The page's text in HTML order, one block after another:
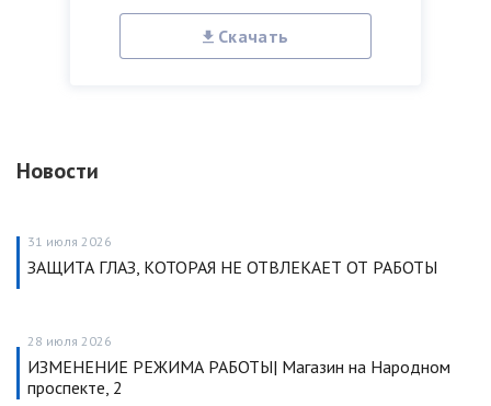
Скачать
Новости
31 июля 2026
ЗАЩИТА ГЛАЗ, КОТОРАЯ НЕ ОТВЛЕКАЕТ ОТ РАБОТЫ
28 июля 2026
ИЗМЕНЕНИЕ РЕЖИМА РАБОТЫ| Магазин на Народном
проспекте, 2